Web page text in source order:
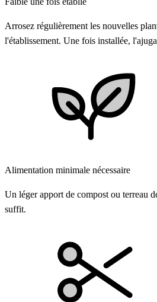
Arrosez régulièrement les nouvelles
l'établissement. Une fois installée,
Alimentation minimale nécessaire
Un léger apport de compost ou terreau
suffit.